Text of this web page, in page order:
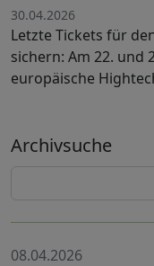
Archivsuche
08.04.2026
30.04.2026
Letzte Tickets für
sichern: Am 22. und
europäische